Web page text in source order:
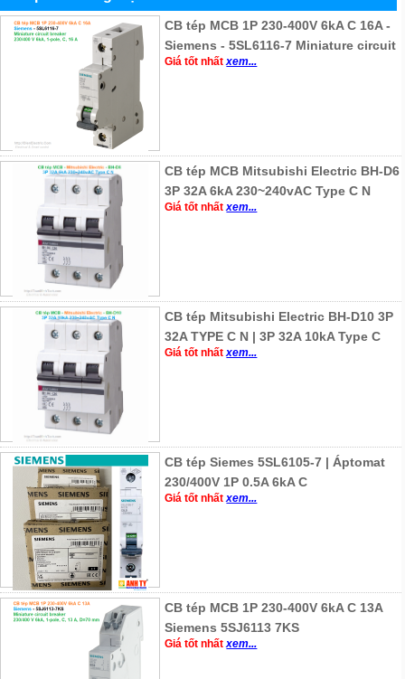
CB tép MCB 1P 230-400V 6kA C 16A -
Siemens - 5SL6116-7 Miniature circuit
Giá tốt nhấtxem...
CB tép MCB Mitsubishi Electric BH-D6
3P 32A 6kA 230~240vAC Type C N
Giá tốt nhấtxem...
CB tép Mitsubishi Electric BH-D10 3P
32A TYPE C N | 3P 32A 10kA Type C
Giá tốt nhấtxem...
CB tép Siemes 5SL6105-7 | Áptomat
230/400V 1P 0.5A 6kA C
Giá tốt nhấtxem...
CB tép MCB 1P 230-400V 6kA C 13A
Siemens 5SJ6113 7KS
Giá tốt nhấtxem...